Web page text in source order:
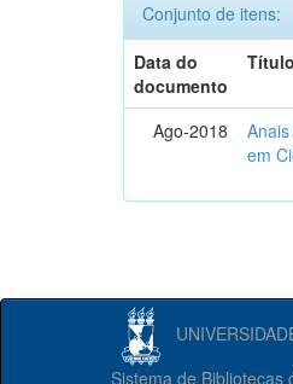
Conjunto de itens:
Data do
documento
Título
Ago-2018
em
Sistema de Bibliotecas